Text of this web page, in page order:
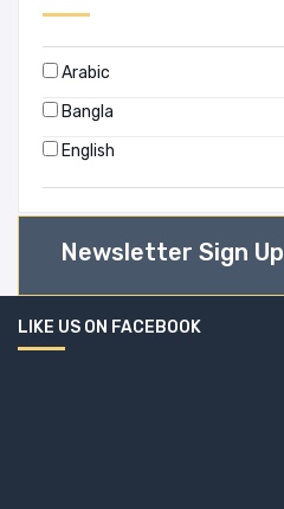
Arabic
Bangla
English
Newsletter Sign Up
LIKE US ON FACEBOOK